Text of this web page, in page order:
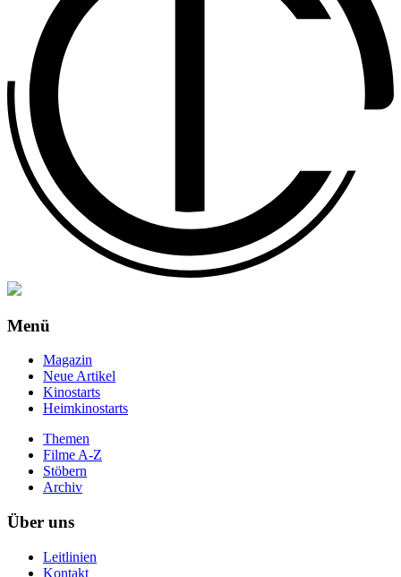
Menü
Magazin
Neue Artikel
Kinostarts
Heimkinostarts
Themen
Filme A-Z
Stöbern
Archiv
Über uns
Leitlinien
Kontakt